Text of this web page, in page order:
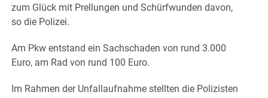
zum Glück mit Prellungen und Schürfwunden davon,
so die Polizei.
Am Pkw entstand ein Sachschaden von rund 3.000
Euro, am Rad von rund 100 Euro.
Im Rahmen der Unfallaufnahme stellten die Polizisten